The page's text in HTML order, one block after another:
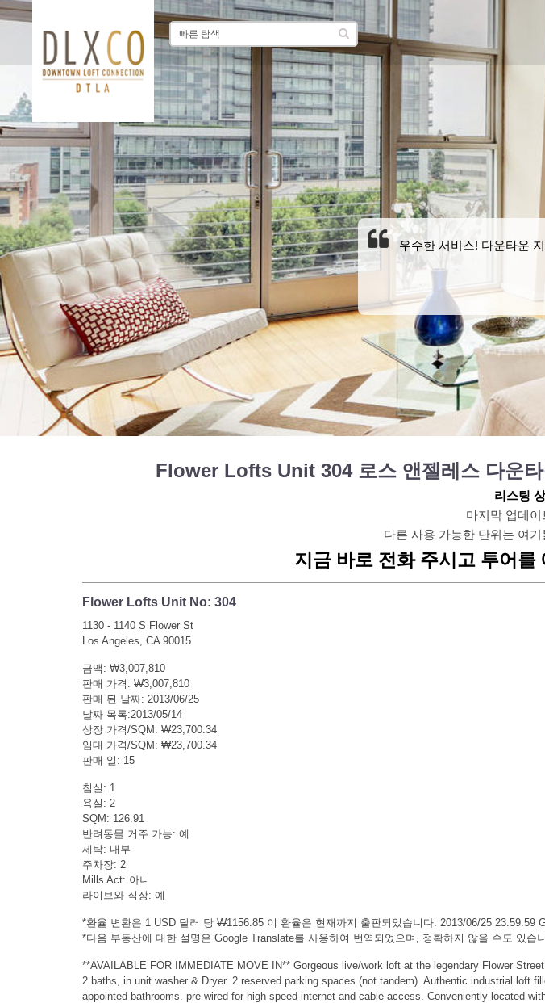
우수한 서비스! 다운타운
Flower Lofts Unit 304 로스 앤젤레스 다운
리스팅
마지막 업데이
다른 사용 가능한 단위는 여
지금 바로 전화 주시고 투어를
Flower Lofts Unit No: 304
1130 - 1140 S Flower St
Los Angeles, CA 90015
금액: ₩3,007,810
판매 가격: ₩3,007,810
판매 된 날짜: 2013/06/25
날짜 목록:2013/05/14
상장 가격/SQM: ₩23,700.34
임대 가격/SQM: ₩23,700.34
판매 일: 15
침실: 1
욕실: 2
SQM: 126.91
반려동물 거주 가능: 예
세탁: 내부
주차장: 2
Mills Act: 아니
라이브와 직장: 예
*환율 변환은 1 USD 달러 당 ₩1156.85 이 환율은 현재까지 출판되었습니다: 2013/06/25 23:59:59
*다음 부동산에 대한 설명은 Google Translate를 사용하여 번역되었으며, 정확하지 않을 수도 있습
**AVAILABLE FOR IMMEDIATE MOVE IN** Gorgeous live/work loft at the legendary Flower
2 baths, in unit washer & Dryer. 2 reserved parking spaces (not tandem). Authentic industrial loft
appointed bathrooms. pre-wired for high speed internet and cable access. Conveniently located